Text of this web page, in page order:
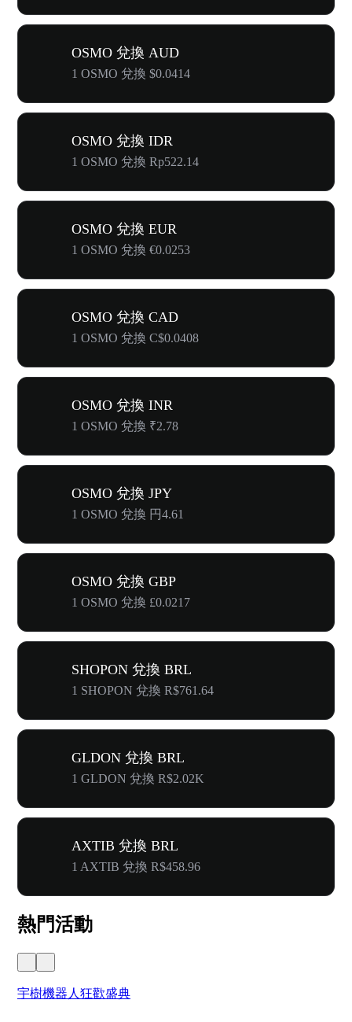
OSMO 兌換 AUD
1 OSMO 兌換 $0.0414
OSMO 兌換 IDR
1 OSMO 兌換 Rp522.14
OSMO 兌換 EUR
1 OSMO 兌換 €0.0253
OSMO 兌換 CAD
1 OSMO 兌換 C$0.0408
OSMO 兌換 INR
1 OSMO 兌換 ₹2.78
OSMO 兌換 JPY
1 OSMO 兌換 円4.61
OSMO 兌換 GBP
1 OSMO 兌換 £0.0217
SHOPON 兌換 BRL
1 SHOPON 兌換 R$761.64
GLDON 兌換 BRL
1 GLDON 兌換 R$2.02K
AXTIB 兌換 BRL
1 AXTIB 兌換 R$458.96
熱門活動
宇樹機器人狂歡盛典